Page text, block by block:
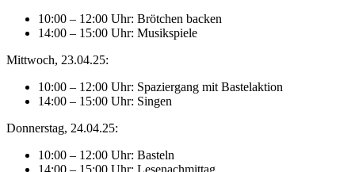
10:00 – 12:00 Uhr: Brötchen backen
14:00 – 15:00 Uhr: Musikspiele
Mittwoch, 23.04.25:
10:00 – 12:00 Uhr: Spaziergang mit Bastelaktion
14:00 – 15:00 Uhr: Singen
Donnerstag, 24.04.25:
10:00 – 12:00 Uhr: Basteln
14:00 – 15:00 Uhr: Lesenachmittag